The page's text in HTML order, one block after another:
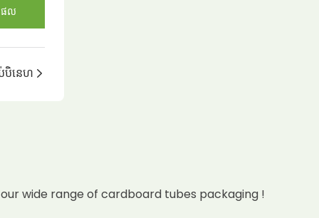
ល
ប់បិនេហ
wide range of cardboard tubes packaging !